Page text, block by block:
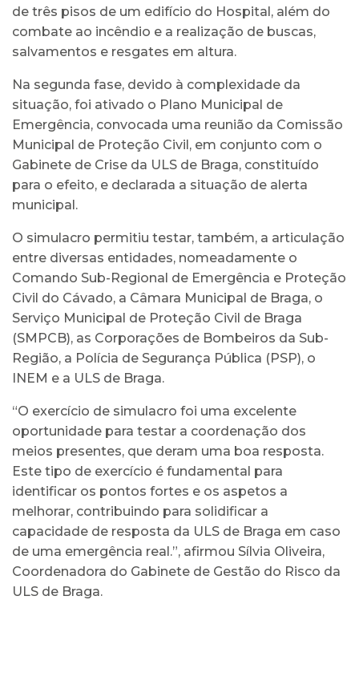
de três pisos de um edifício do Hospital, além do
combate ao incêndio e a realização de buscas,
salvamentos e resgates em altura.
Na segunda fase, devido à complexidade da
situação, foi ativado o Plano Municipal de
Emergência, convocada uma reunião da Comissão
Municipal de Proteção Civil, em conjunto com o
Gabinete de Crise da ULS de Braga, constituído
para o efeito, e declarada a situação de alerta
municipal.
O simulacro permitiu testar, também, a articulação
entre diversas entidades, nomeadamente o
Comando Sub-Regional de Emergência e Proteção
Civil do Cávado, a Câmara Municipal de Braga, o
Serviço Municipal de Proteção Civil de Braga
(SMPCB), as Corporações de Bombeiros da Sub-
Região, a Polícia de Segurança Pública (PSP), o
INEM e a ULS de Braga.
“O exercício de simulacro foi uma excelente
oportunidade para testar a coordenação dos
meios presentes, que deram uma boa resposta.
Este tipo de exercício é fundamental para
identificar os pontos fortes e os aspetos a
melhorar, contribuindo para solidificar a
capacidade de resposta da ULS de Braga em caso
de uma emergência real.”, afirmou Sílvia Oliveira,
Coordenadora do Gabinete de Gestão do Risco da
ULS de Braga.